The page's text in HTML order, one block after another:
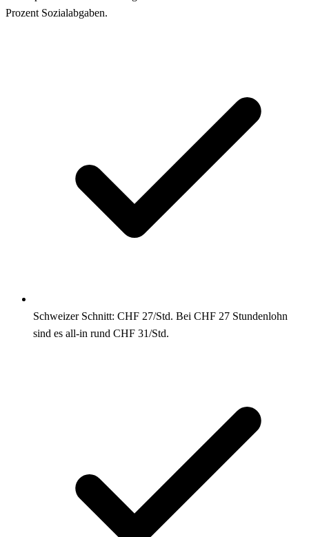
Prozent Sozialabgaben.
Schweizer Schnitt: CHF 27/Std. Bei CHF 27 Stundenlohn
sind es all-in rund CHF 31/Std.